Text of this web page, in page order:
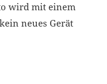
wird mit einem
neues Gerät